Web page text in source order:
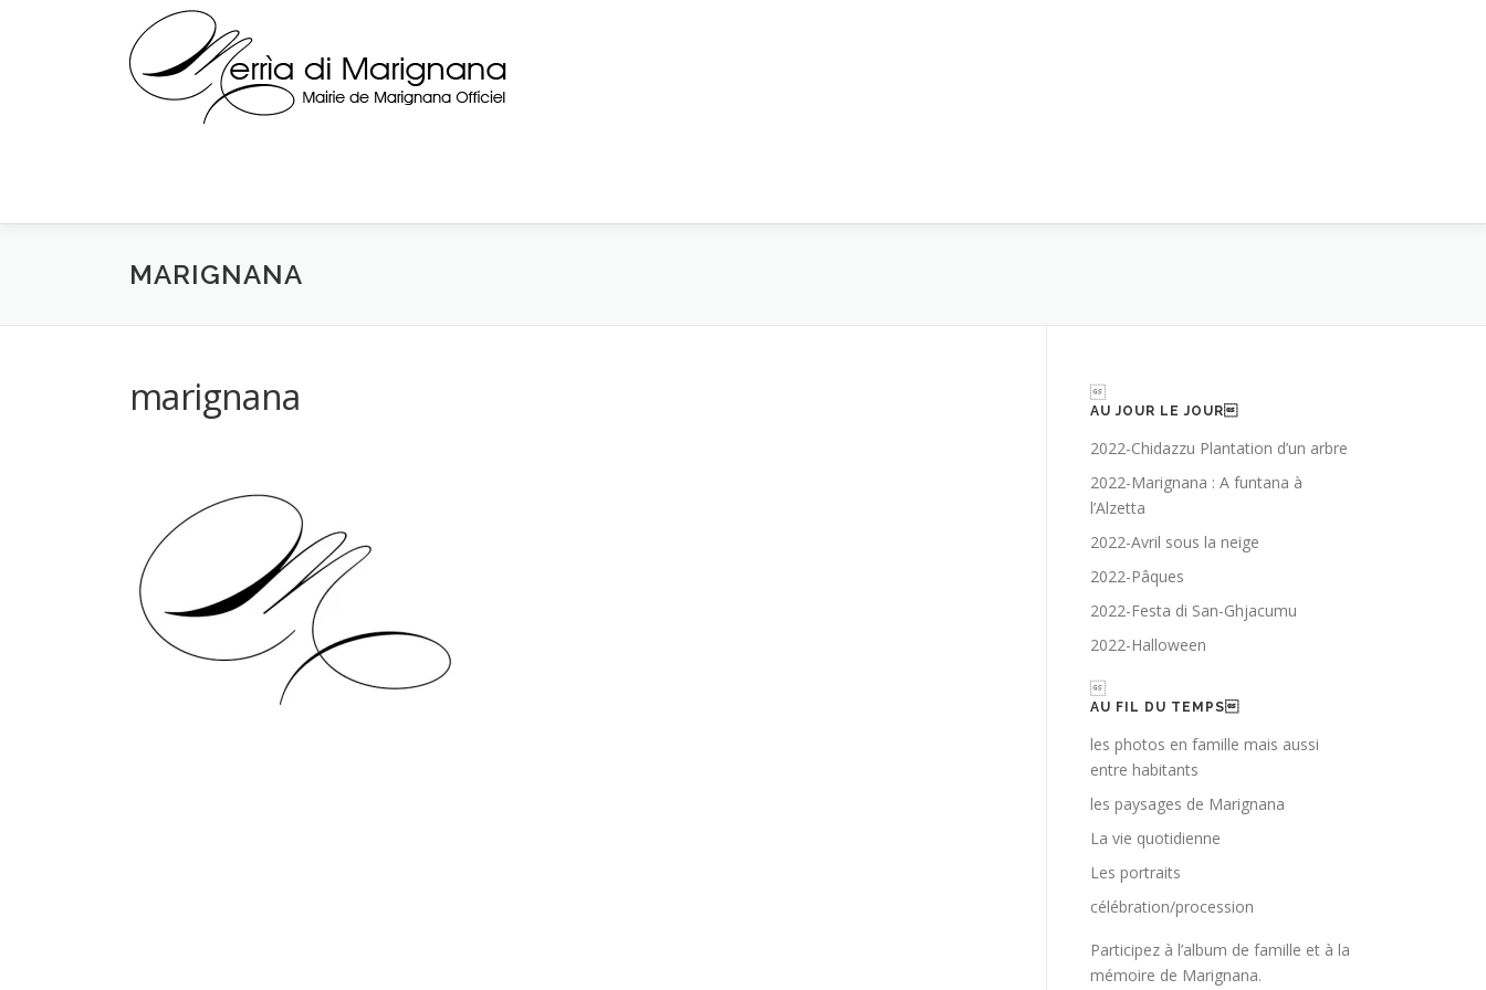
MARIGNANA
marignana AU JOUR LE JOUR
2022-Chidazzu Plantation d’un arbre
2022-Marignana : A funtana à
l’Alzetta
2022-Avril sous la neige
2022-Pâques
2022-Festa di San-Ghjacumu
2022-Halloween
AU FIL DU TEMPS
les photos en famille mais aussi
entre habitants
les paysages de Marignana
La vie quotidienne
Les portraits
célébration/procession
Participez à l’album de famille et à la
mémoire de Marignana.